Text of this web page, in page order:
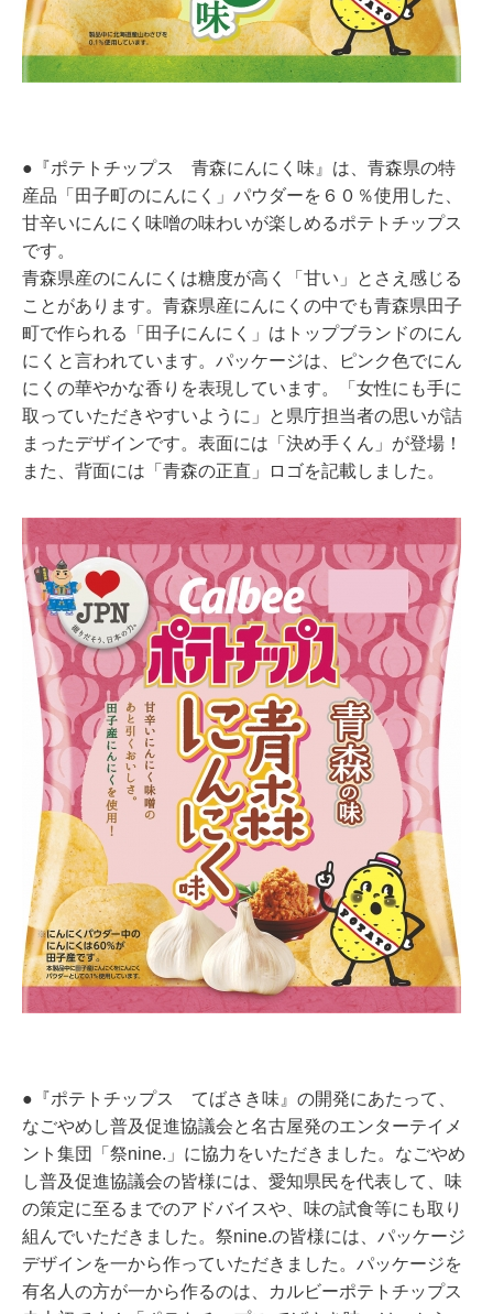
●『ポテトチップス 青森にんにく味』は、青森県の特
産品「田子町のにんにく」パウダーを６０％使用した、
甘辛いにんにく味噌の味わいが楽しめるポテトチップス
です。
青森県産のにんにくは糖度が高く「甘い」とさえ感じる
ことがあります。青森県産にんにくの中でも青森県田子
町で作られる「田子にんにく」はトップブランドのにん
にくと言われています。パッケージは、ピンク色でにん
にくの華やかな香りを表現しています。「女性にも手に
取っていただきやすいように」と県庁担当者の思いが詰
まったデザインです。表面には「決め手くん」が登場！
また、背面には「青森の正直」ロゴを記載しました。
●『ポテトチップス てばさき味』の開発にあたって、
なごやめし普及促進協議会と名古屋発のエンターテイメ
ント集団「祭nine.」に協力をいただきました。なごやめ
し普及促進協議会の皆様には、愛知県民を代表して、味
の策定に至るまでのアドバイスや、味の試食等にも取り
組んでいただきました。祭nine.の皆様には、パッケージ
デザインを一から作っていただきました。パッケージを
有名人の方が一から作るのは、カルビーポテトチップス